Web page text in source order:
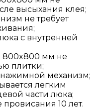
высыхания клея;
не требует
с внутренней
800x800 мм не
плитки;
механизм;
легким
части люка;
провисания 10 лет.